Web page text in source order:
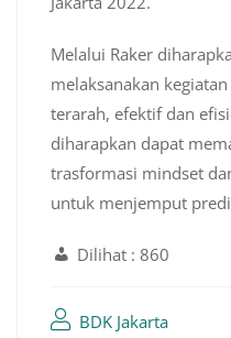
Melalui Raker
melaksanakan
terarah, efektif dan
diharapkan dapat
trasformasi mindset
untuk menjemput
Dilihat : 860
BDK Jakarta